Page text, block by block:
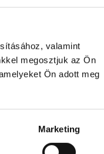
valamint
megosztjuk az Ön
Ön adott meg
Marketing